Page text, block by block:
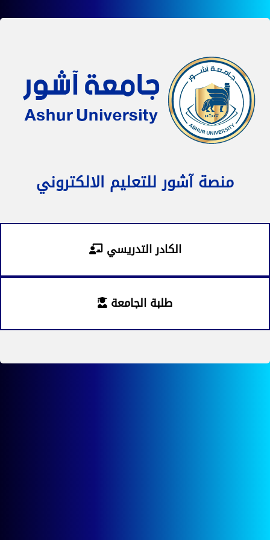
منصة آشور للتعليم الالكتروني
الكادر التدريسي
طلبة الجامعة